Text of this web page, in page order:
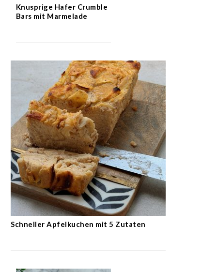
Knusprige Hafer Crumble
Bars mit Marmelade
Schneller Apfelkuchen mit 5 Zutaten